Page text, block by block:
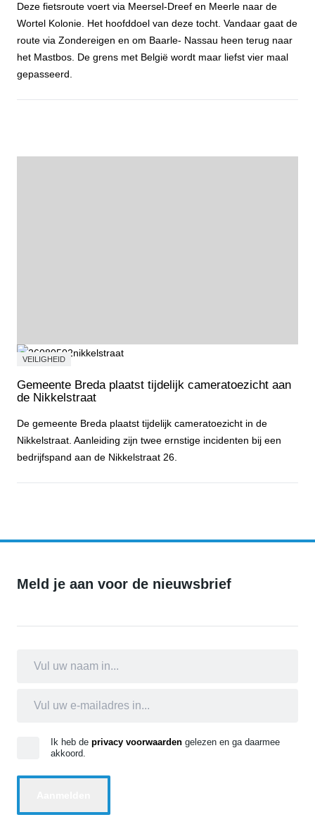
Deze fietsroute voert via Meersel-Dreef en Meerle naar de
Wortel Kolonie. Het hoofddoel van deze tocht. Vandaar gaat de
route via Zondereigen en om Baarle- Nassau heen terug naar
het Mastbos. De grens met België wordt maar liefst vier maal
gepasseerd.
VEILIGHEID
Gemeente Breda plaatst tijdelijk cameratoezicht aan
de Nikkelstraat
De gemeente Breda plaatst tijdelijk cameratoezicht in de
Nikkelstraat. Aanleiding zijn twee ernstige incidenten bij een
bedrijfspand aan de Nikkelstraat 26.
Meld je aan voor de nieuwsbrief
Ik heb de privacy voorwaarden gelezen en ga daarmee
akkoord.